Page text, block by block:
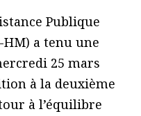
Publique
a tenu une
25 mars
à la deuxième
à l’équilibre